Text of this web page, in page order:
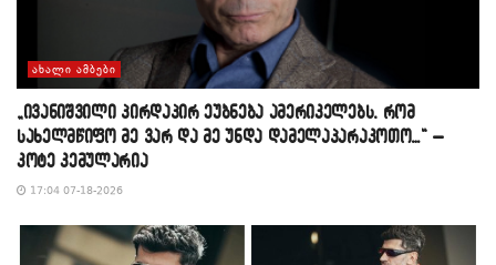
ᲐᲮᲐᲚᲘ ᲐᲛᲑᲔᲑᲘ
„ივანიშვილი პირდაპირ ეუბნება ამერიკელებს, რომ
სახელმწიფო მე ვარ და მე უნდა დამელაპარაკოთო…“ –
კოტე კემულარია
17:04 07-18-2026